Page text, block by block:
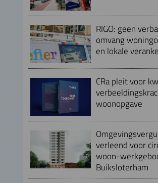
RIGO: geen
omvang
en lokale
CRa pleit voor
woonopgave
verleend voor
woon-
Buiksloterham